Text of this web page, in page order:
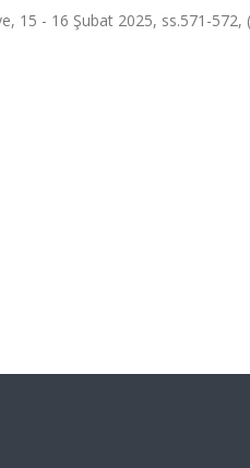
15 - 16 Şubat 2025, ss.571-572,